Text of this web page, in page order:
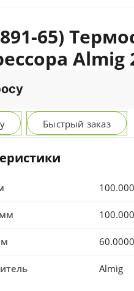
65)
Almig
Быстрый заказ
60.0000
Almig